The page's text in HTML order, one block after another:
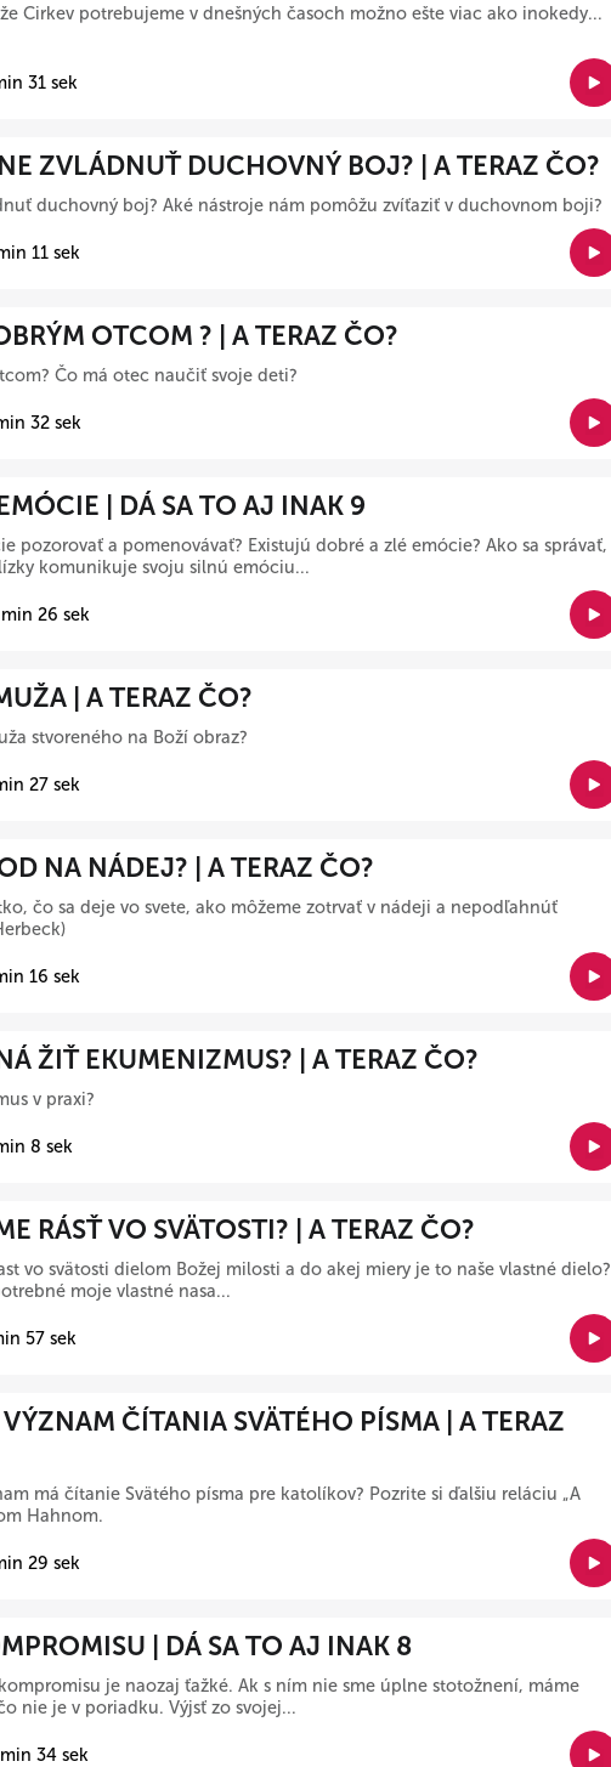
Cirkev potrebujeme v dnešných časoch možno ešte viac ako inokedy...
31 sek
ZVLÁDNUŤ DUCHOVNÝ BOJ? | A TERAZ ČO?
duchovný boj? Aké nástroje nám pomôžu zvíťaziť v duchovnom boji?
11 sek
OTCOM ? | A TERAZ ČO?
Čo má otec naučiť svoje deti?
32 sek
| DÁ SA TO AJ INAK 9
pozorovať a pomenovávať? Existujú dobré a zlé emócie? Ako sa správať,
komunikuje svoju silnú emóciu...
26 sek
| A TERAZ ČO?
stvoreného na Boží obraz?
27 sek
NA NÁDEJ? | A TERAZ ČO?
čo sa deje vo svete, ako môžeme zotrvať v nádeji a nepodľahnúť
16 sek
ŽIŤ EKUMENIZMUS? | A TERAZ ČO?
v praxi?
8 sek
RÁSŤ VO SVÄTOSTI? | A TERAZ ČO?
vo svätosti dielom Božej milosti a do akej miery je to naše vlastné dielo?
moje vlastné nasa...
57 sek
ČÍTANIA SVÄTÉHO PÍSMA | A TERAZ
má čítanie Svätého písma pre katolíkov? Pozrite si ďalšiu reláciu „A
Hahnom.
29 sek
| DÁ SA TO AJ INAK 8
je naozaj ťažké. Ak s ním nie sme úplne stotožnení, máme
nie je v poriadku. Výjsť zo svojej...
34 sek